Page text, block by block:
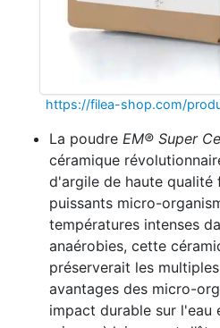
https://filea-shop.com/
La poudre EM® Super
céramique
d'argile de haute qualité
puissants micro-
températures intenses
anaérobies, cette
préserverait les
avantages des micro-
impact durable sur l'eau